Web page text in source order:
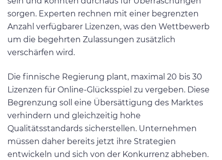
sorgen. Experten rechnen mit einer begrenzten
Anzahl verfügbarer Lizenzen, was den Wettbewerb
um die begehrten Zulassungen zusätzlich
verschärfen wird.
Die finnische Regierung plant, maximal 20 bis 30
Lizenzen für Online-Glücksspiel zu vergeben. Diese
Begrenzung soll eine Übersättigung des Marktes
verhindern und gleichzeitig hohe
Qualitätsstandards sicherstellen. Unternehmen
müssen daher bereits jetzt ihre Strategien
entwickeln und sich von der Konkurrenz abheben.